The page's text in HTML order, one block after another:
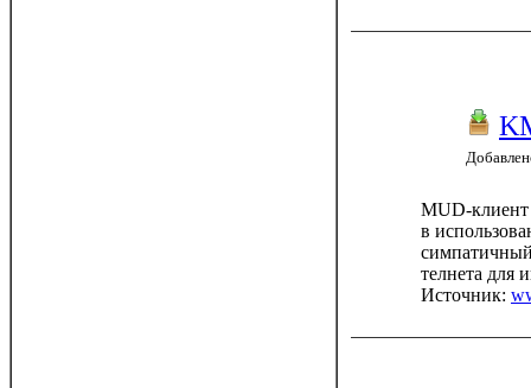
MUD-
в
телнета для
Источник: